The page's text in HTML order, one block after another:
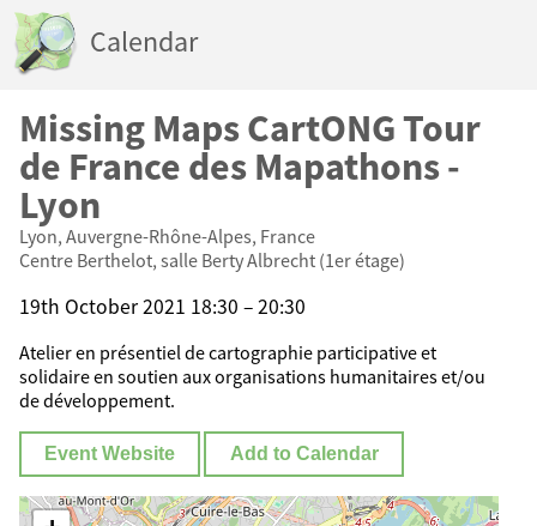
Calendar
Missing Maps CartONG Tour
de France des Mapathons -
Lyon
Lyon, Auvergne-Rhône-Alpes, France
Centre Berthelot, salle Berty Albrecht (1er étage)
19th October 2021 18:30 – 20:30
Atelier en présentiel de cartographie participative et
solidaire en soutien aux organisations humanitaires et/ou
de développement.
Event Website Add to Calendar